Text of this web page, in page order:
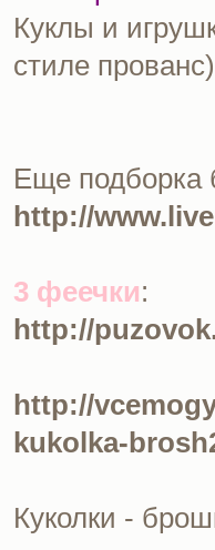
Куклы и
стиле
Еще подборка
http://
3 феечки:
http://
http://
kukolka-
Куколки -